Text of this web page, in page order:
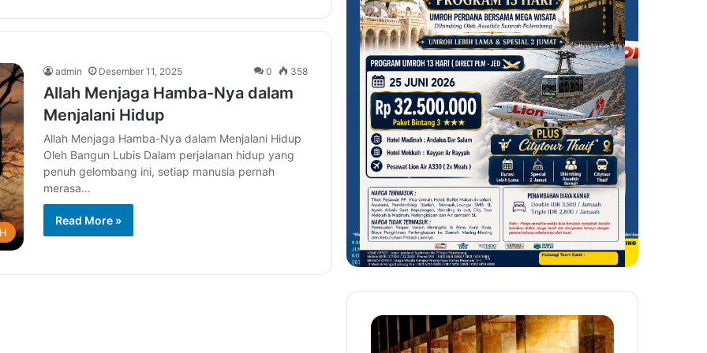
admin Desember 11, 2025 0 358
Allah Menjaga Hamba-Nya dalam
Menjalani Hidup
Allah Menjaga Hamba-Nya dalam Menjalani Hidup
Oleh Bangun Lubis Dalam perjalanan hidup yang
penuh gelombang ini, setiap manusia pernah
merasa…
Read More »
Jangan
Lelah
Menjaga
Amanah